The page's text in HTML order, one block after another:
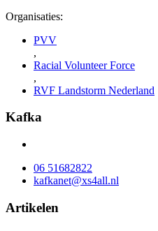
Organisaties:
PVV
,
Racial Volunteer Force
,
RVF Landstorm Nederland
Kafka
06 51682822
kafkanet@xs4all.nl
Artikelen